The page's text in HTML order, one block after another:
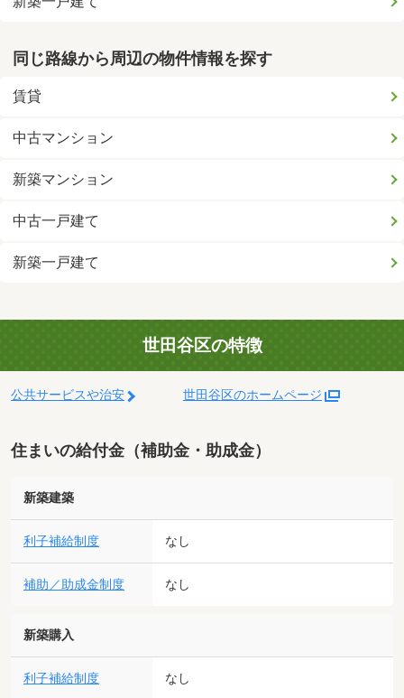
同じ路線から周辺の物件情報を探す
賃貸
中古マンション
新築マンション
中古一戸建て
新築一戸建て
世田谷区の特徴
公共サービスや治安 世田谷区のホームページ
住まいの給付金（補助金・助成金）
新築建築
利子補給制度 なし
補助／助成金制度 なし
新築購入
利子補給制度 なし